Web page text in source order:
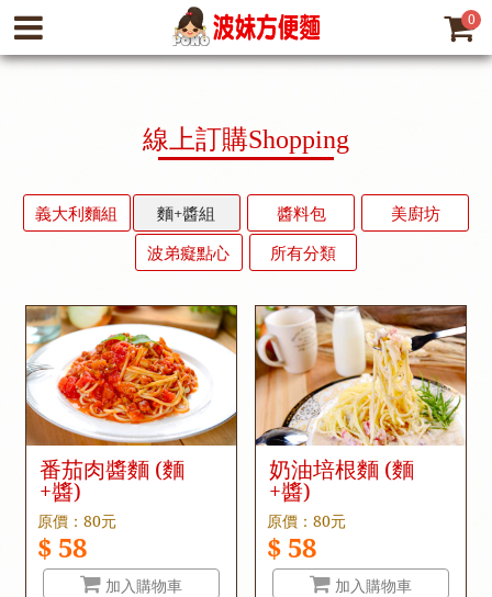
0
線上訂購Shopping
義大利麵組 麵+醬組 醬料包
美廚坊
波弟癡點心
所有分類
番茄肉醬麵 (麵
+醬)
原價：80元
$ 58
加入購物車
奶油培根麵 (麵
+醬)
原價：80元
$ 58
加入購物車